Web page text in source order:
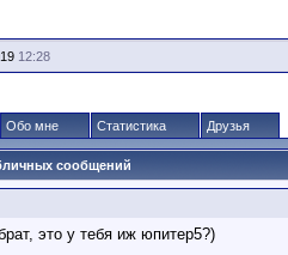
12:28
Обо мне Статистика Друзья
сообщений
это у тебя иж юпитер5?)